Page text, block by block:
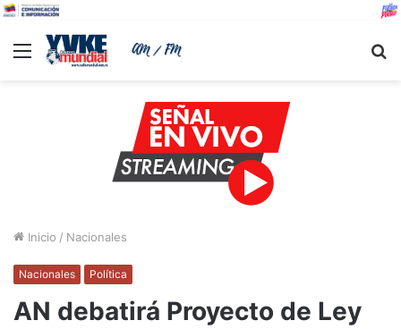
Menu
Inicio / Nacionales
Nacionales Política
AN debatirá Proyecto de Ley